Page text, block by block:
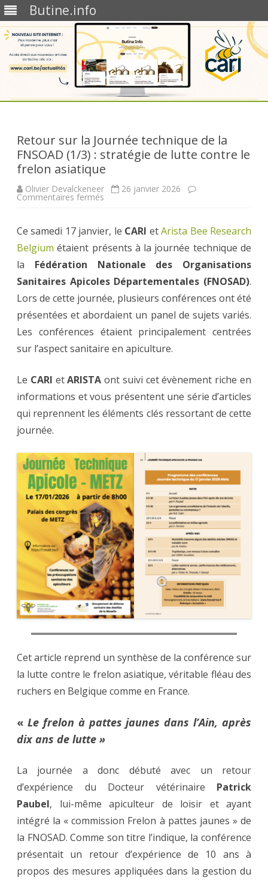
Butine.info
Retour sur la Journée technique de la
FNSOAD (1/3) : stratégie de lutte contre le
frelon asiatique
Olivier Devalckeneer 26 janvier 2026
Commentaires fermés sur
Journée
technique
de
la
FNSOAD (1/3)
:
stratégie
de
lutte
contre
le
frelon
asiatique
Ce samedi 17 janvier, le CARI etArista Bee Research
Belgium étaient présents à la journée technique de
la Fédération Nationale des Organisations
Sanitaires Apicoles Départementales (FNOSAD).
Lors de cette journée, plusieurs conférences ont été
présentées et abordaient un panel de sujets variés.
Les conférences étaient principalement centrées
sur l’aspect sanitaire en apiculture.
Le CARI etARISTA ont suivi cet évènement riche en
informations et vous présentent une série d’articles
qui reprennent les éléments clés ressortant de cette
journée.
Cet article reprend un synthèse de la conférence sur
la lutte contre le frelon asiatique, véritable fléau des
ruchers en Belgique comme en France.
« Le frelon à pattes jaunes dans l’Ain, après
dix ans de lutte »
La journée a donc débuté avec un retour
d’expérience du Docteur vétérinaire Patrick
Paubel, lui-même apiculteur de loisir et ayant
intégré la « commission Frelon à pattes jaunes » de
la FNOSAD. Comme son titre l’indique, la conférence
présentait un retour d’expérience de 10 ans à
propos des mesures appliquées dans la gestion du